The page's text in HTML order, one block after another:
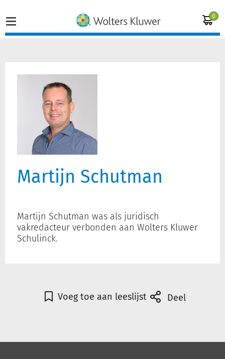
0
Vakgebieden
Producten
Opleidingen
Inloggen op de kennisbank
Martijn Schutman
Martijn Schutman was als juridisch
vakredacteur verbonden aan Wolters Kluwer
Schulinck.
Voeg toe aan leeslijst Deel